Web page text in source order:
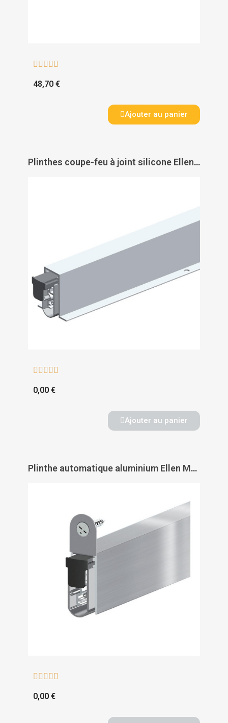
    
48,70 €
Ajouter au panier
Plinthes coupe-feu à joint silicone Ellen-Matic Soundproof Omega - ELLEN
    
0,00 €
Ajouter au panier
Plinthe automatique aluminium Ellen Matic SOUNDPROOF - ELLEN
    
0,00 €